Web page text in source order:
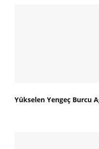
Yükselen Yengeç Burcu